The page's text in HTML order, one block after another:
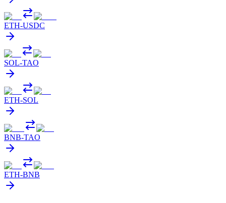
ETH-USDC
SOL-TAO
ETH-SOL
BNB-TAO
ETH-BNB